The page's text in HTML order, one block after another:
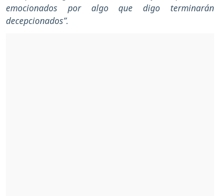
emocionados por algo que digo terminarán
decepcionados”.